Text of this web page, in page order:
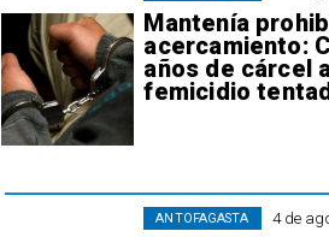
Mantenía
acercamiento:
años de cárcel
femicidio
4 de
ANTOFAGASTA